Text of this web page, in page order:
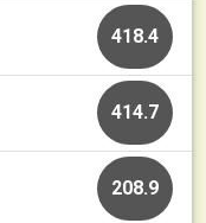
418.4
414.7
208.9